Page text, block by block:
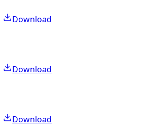
Download
Download
Download